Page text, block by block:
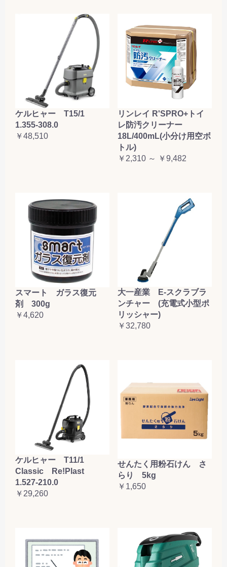
ケルヒャー T15/1
1.355-308.0
￥48,510
リンレイ R'SPRO+トイ
レ防汚クリーナー
18L/400mL(小分け用空ボ
トル)
￥2,310 ～ ￥9,482
スマート ガラス復元
剤 300g
￥4,620
大一産業 E-スクラブラ
ンチャー (充電式小型ポ
リッシャー)
￥32,780
ケルヒャー T11/1
Classic Re!Plast
1.527-210.0
￥29,260
せんたく用粉石けん さ
らり 5kg
￥1,650